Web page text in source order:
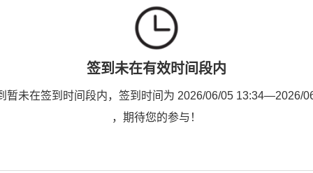
签到未在有效时间段内
暂未在签到时间段内，签到时间为 2026/06/05 13:34—2026/
，期待您的参与！